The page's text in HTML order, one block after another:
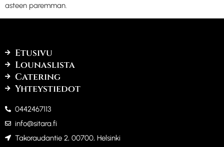
asteen paremman.
0442467113
info@sitara.fi
Takoraudantie 2, 00700, Helsinki
Etusivu
Lounaslista
Catering
Yhteystiedot